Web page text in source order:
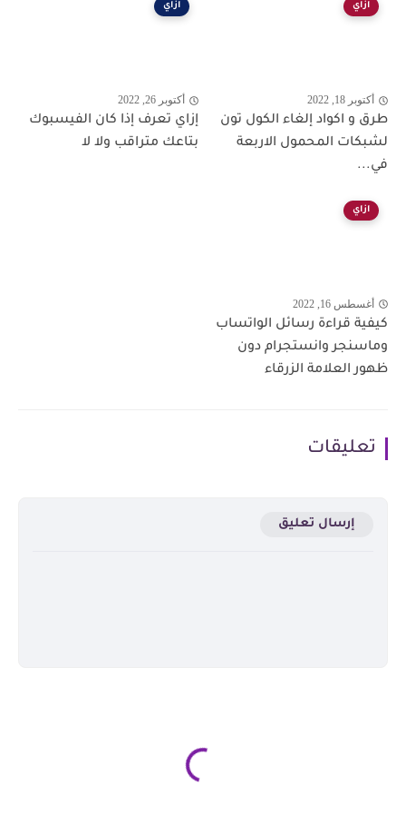
ازاي
أكتوبر 18, 2022
طرق و اكواد إلغاء الكول تون
لشبكات المحمول الاربعة
في...
ازاي
أكتوبر 26, 2022
إزاي تعرف إذا كان الفيسبوك
بتاعك متراقب ولا لا
ازاي
أغسطس 16, 2022
كيفية قراءة رسائل الواتساب
وماسنجر وانستجرام دون
ظهور العلامة الزرقاء
تعليقات
إرسال تعليق